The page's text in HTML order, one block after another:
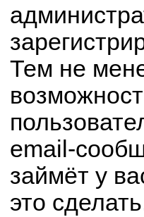
Тем не
email-
займёт у
это